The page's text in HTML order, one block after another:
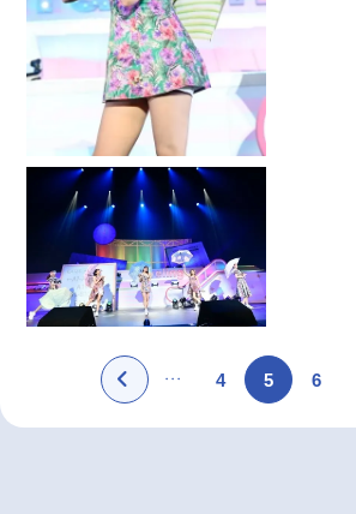
4 5 6